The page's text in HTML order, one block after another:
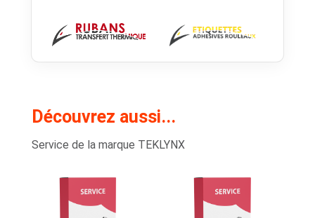
Découvrez aussi...
Service de la marque TEKLYNX